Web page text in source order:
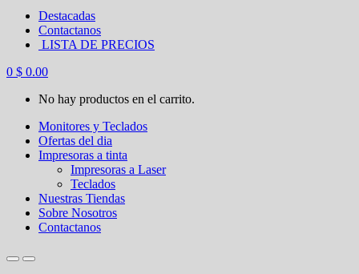
Destacadas
Contactanos
LISTA DE PRECIOS
0 $ 0.00
No hay productos en el carrito.
Monitores y Teclados
Ofertas del dia
Impresoras a tinta
Impresoras a Laser
Teclados
Nuestras Tiendas
Sobre Nosotros
Contactanos